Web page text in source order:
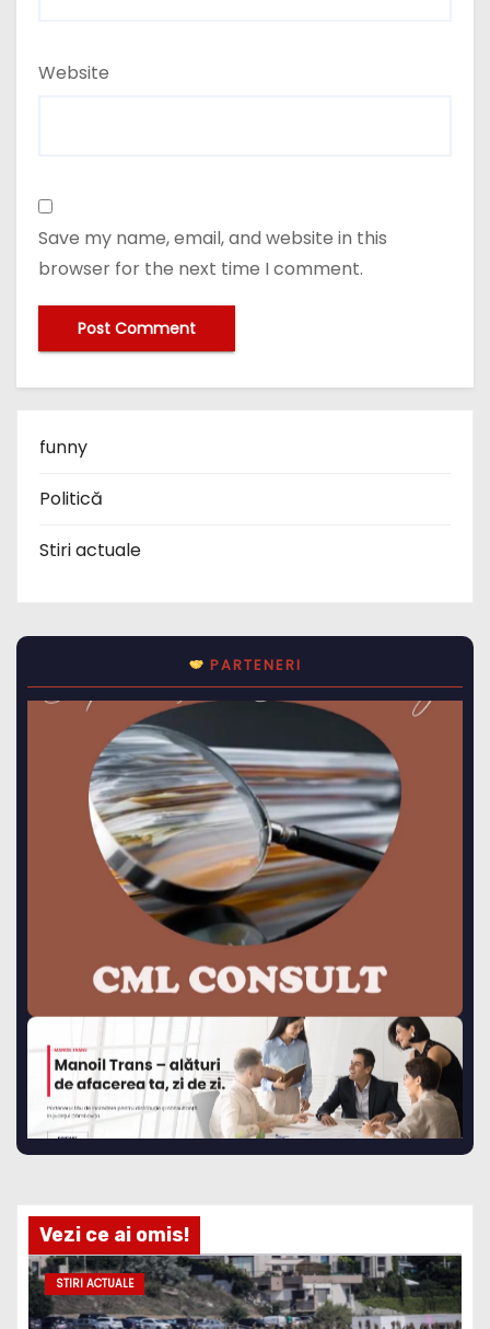
Website
Save my name, email, and website in this
browser for the next time I comment.
funny
Politică
Stiri actuale
PARTENERI
Vezi ce ai omis!
STIRI ACTUALE